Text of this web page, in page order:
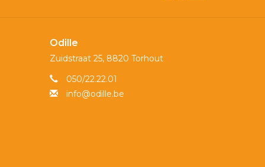
Odille
Zuidstraat 25, 8820 Torhout
050/22.22.01
info@odille.be